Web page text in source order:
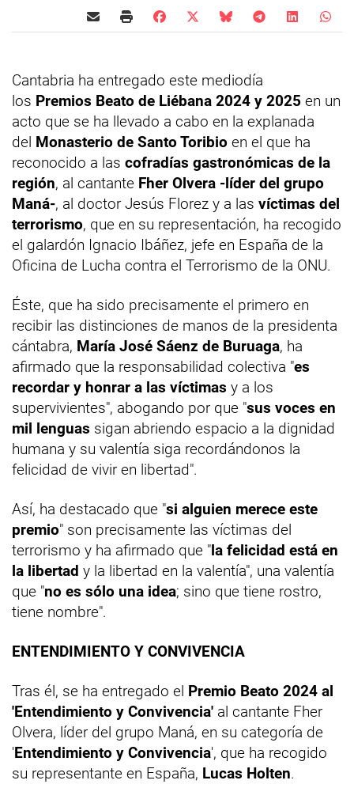
Cantabria ha entregado este mediodía
los Premios Beato de Liébana 2024 y 2025 en un
acto que se ha llevado a cabo en la explanada
del Monasterio de Santo Toribio en el que ha
reconocido a las cofradías gastronómicas de la
región, al cantante Fher Olvera -líder del grupo
Maná-, al doctor Jesús Florez y a las víctimas del
terrorismo, que en su representación, ha recogido
el galardón Ignacio Ibáñez, jefe en España de la
Oficina de Lucha contra el Terrorismo de la ONU.
Éste, que ha sido precisamente el primero en
recibir las distinciones de manos de la presidenta
cántabra, María José Sáenz de Buruaga, ha
afirmado que la responsabilidad colectiva "es
recordar y honrar a las víctimas y a los
supervivientes", abogando por que "sus voces en
mil lenguas sigan abriendo espacio a la dignidad
humana y su valentía siga recordándonos la
felicidad de vivir en libertad".
Así, ha destacado que "si alguien merece este
premio" son precisamente las víctimas del
terrorismo y ha afirmado que "la felicidad está en
la libertad y la libertad en la valentía", una valentía
que "no es sólo una idea; sino que tiene rostro,
tiene nombre".
ENTENDIMIENTO Y CONVIVENCIA
Tras él, se ha entregado el Premio Beato 2024 al
'Entendimiento y Convivencia' al cantante Fher
Olvera, líder del grupo Maná, en su categoría de
'Entendimiento y Convivencia', que ha recogido
su representante en España, Lucas Holten.